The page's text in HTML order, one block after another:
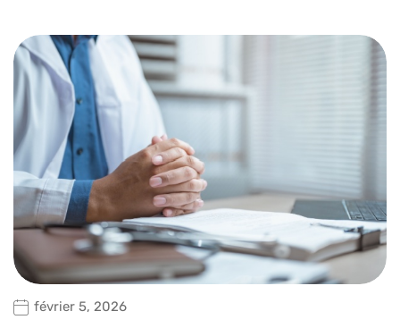
février 5, 2026